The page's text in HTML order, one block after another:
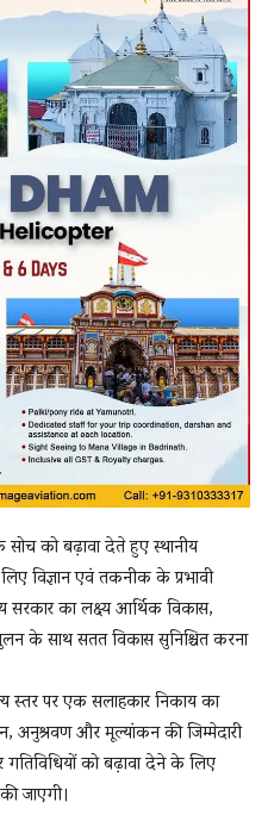
को बढ़ावा देते हुए स्थानीय
विज्ञान एवं तकनीक के प्रभावी
सरकार का लक्ष्य आर्थिक विकास,
के साथ सतत विकास सुनिश्चित करना
स्तर पर एक सलाहकार निकाय का
अनुश्रवण और मूल्यांकन की जिम्मेदारी
को बढ़ावा देने के लिए
जाएगी।